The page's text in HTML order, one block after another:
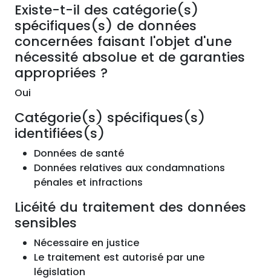
Existe-t-il des catégorie(s)
spécifiques(s) de données
concernées faisant l'objet d'une
nécessité absolue et de garanties
appropriées ?
Oui
Catégorie(s) spécifiques(s)
identifiées(s)
Données de santé
Données relatives aux condamnations
pénales et infractions
Licéité du traitement des données
sensibles
Nécessaire en justice
Le traitement est autorisé par une
législation